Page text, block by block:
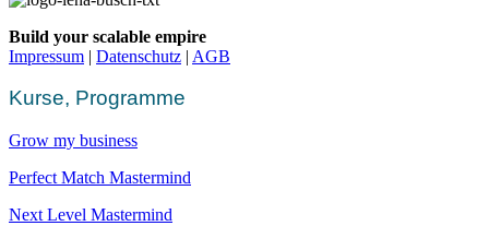
Build your scalable empire
Impressum | Datenschutz | AGB
Kurse, Programme
Grow my business
Perfect Match Mastermind
Next Level Mastermind